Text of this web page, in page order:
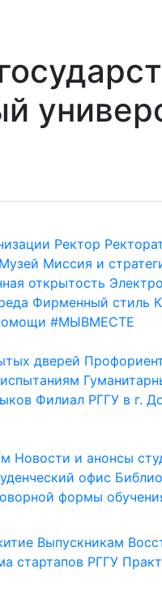
Ректор
Музей Миссия и
открытость
Фирменный стиль
#МЫВМЕСТЕ
дверей
Филиал РГГУ в г.
Новости и анонсы
офис
формы
Выпускникам
стартапов РГГУ